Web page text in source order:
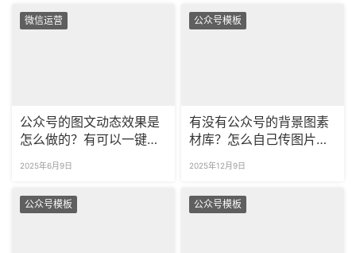
微信运营
公众号的图文动态效果是
怎么做的？有可以一键制
2025年6月9日
公众号模板
有没有公众号的背景图素
材库？怎么自己传图片做
2025年12月9日
公众号模板 公众号模板